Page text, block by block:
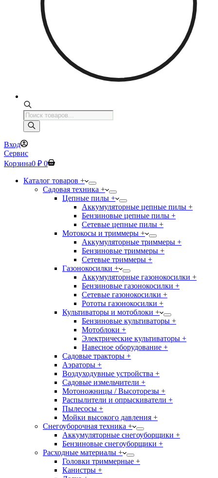
Поиск
товаров
Вход
Сервис
Корзина0 ₽ 0
Каталог товаров +
Садовая техника +
Цепные пилы +
Аккумуляторные цепные пилы +
Бензиновые цепные пилы +
Сетевые цепные пилы +
Мотокосы и триммеры +
Аккумуляторные триммеры +
Бензиновые триммеры +
Сетевые триммеры +
Газонокосилки +
Аккумуляторные газонокосилки +
Бензиновые газонокосилки +
Сетевые газонокосилки +
Рототы газонокосилки +
Культиваторы и мотоблоки +
Бензиновые культиваторы +
Мотоблоки +
Электрические культиваторы +
Навесное оборудование +
Садовые тракторы +
Аэраторы +
Воздуходувные устройства +
Садовые измельчители +
Мотоножницы / Высоторезы +
Распылители и опрыскиватели +
Пылесосы +
Мойки высокого давления +
Снегоуборочная техника +
Аккумуляторные снегоуборщики +
Бензиновые снегоуборщики +
Расходные материалы +
Головки триммерные +
Канистры +